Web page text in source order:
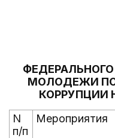
МОЛОДЕЖИ
КОРРУПЦИИ
N
п/п
Мероприятия